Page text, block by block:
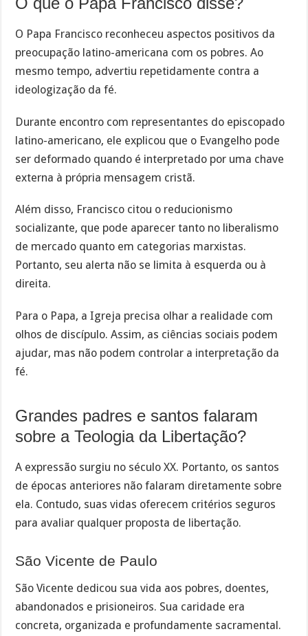
O Papa Francisco reconheceu aspectos positivos da
preocupação latino-americana com os pobres. Ao
mesmo tempo, advertiu repetidamente contra a
ideologização da fé.
Durante encontro com representantes do episcopado
latino-americano, ele explicou que o Evangelho pode
ser deformado quando é interpretado por uma chave
externa à própria mensagem cristã.
Além disso, Francisco citou o reducionismo
socializante, que pode aparecer tanto no liberalismo
de mercado quanto em categorias marxistas.
Portanto, seu alerta não se limita à esquerda ou à
direita.
Para o Papa, a Igreja precisa olhar a realidade com
olhos de discípulo. Assim, as ciências sociais podem
ajudar, mas não podem controlar a interpretação da
fé.
Grandes padres e santos falaram
sobre a Teologia da Libertação?
A expressão surgiu no século XX. Portanto, os santos
de épocas anteriores não falaram diretamente sobre
ela. Contudo, suas vidas oferecem critérios seguros
para avaliar qualquer proposta de libertação.
São Vicente de Paulo
São Vicente dedicou sua vida aos pobres, doentes,
abandonados e prisioneiros. Sua caridade era
concreta, organizada e profundamente sacramental.